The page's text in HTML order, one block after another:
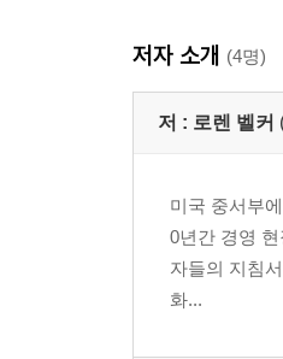
저자 소개 (4명)
저 : 로렌 벨커
미국 중서부
0년간 경영
자들의 지침
화...